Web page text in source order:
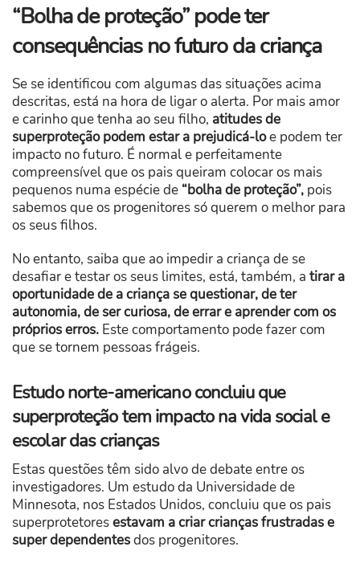
“Bolha de proteção” pode ter
consequências no futuro da criança
Se se identificou com algumas das situações acima
descritas, está na hora de ligar o alerta. Por mais amor
e carinho que tenha ao seu filho, atitudes de
superproteção podem estar a prejudicá-loe podem ter
impacto no futuro. É normal e perfeitamente
compreensível que os pais queiram colocar os mais
pequenos numa espécie de “bolha de proteção”, pois
sabemos que os progenitores só querem o melhor para
os seus filhos.
No entanto, saiba que ao impedir a criança de se
desafiar e testar os seus limites, está, também, a tirar a
oportunidade de a criança se questionar, de ter
autonomia, de ser curiosa, de errar e aprender com os
próprios erros. Este comportamento pode fazer com
que se tornem pessoas frágeis.
Estudo norte-americano concluiu que
superproteção tem impacto na vida social e
escolar das crianças
Estas questões têm sido alvo de debate entre os
investigadores. Um estudo da Universidade de
Minnesota, nos Estados Unidos, concluiu que os pais
superprotetoresestavam a criar crianças frustradas e
super dependentesdos progenitores.